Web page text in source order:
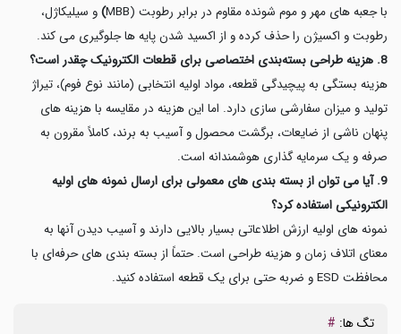
با جعبه های مهر و موم شونده مقاوم در برابر رطوبت (MBB
)و سیلیکاژل،
رطوبت و اکسیژن را حذف کرده و از اکسید شدن پایه ها جلوگیری می کند.
8. هزینه طراحی بسته‌بندی اختصاصی برای قطعات الکترونیک چقدر است؟
هزینه بستگی به پیچیدگی قطعه، مواد اولیه انتخابی (مانند نوع فوم)، تیراژ
تولید و میزان سفارشی سازی دارد. اما این هزینه در مقایسه با هزینه های
پنهان ناشی از ضایعات، برگشت محصول و آسیب به برند، کاملاً مقرون به
صرفه و یک سرمایه گذاری هوشمندانه است.
9. آیا می توان از بسته بندی های معمولی برای ارسال نمونه های اولیه
الکترونیکی استفاده کرد؟
نمونه های اولیه ارزش اطلاعاتی بسیار بالایی دارند و آسیب دیدن آنها به
معنای اتلاف زمان و هزینه طراحی است. حتماً از بسته بندی های حرفه‌ای با
محافظت ESD و ضربه حتی برای یک قطعه استفاده کنید.
تگ ها: #